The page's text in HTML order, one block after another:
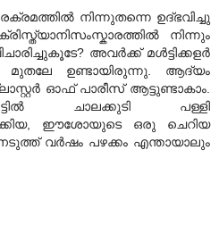
നിന്നുതന്നെ ഉദ്ഭവിച്ചു
നിന്നും
അവര്‍ക്ക്‌ മള്‍ട്ടിക്കളര്‍
ഉണ്ടായിരുന്നു. ആദ്യം
ഓഫ് പാരീസ് ആട്ടുണ്ടാകാം.
ചാലക്കുടി പള്ളി
ഈശോയുടെ ഒരു ചെറിയ
വര്‍ഷം പഴക്കം എന്തായാലും